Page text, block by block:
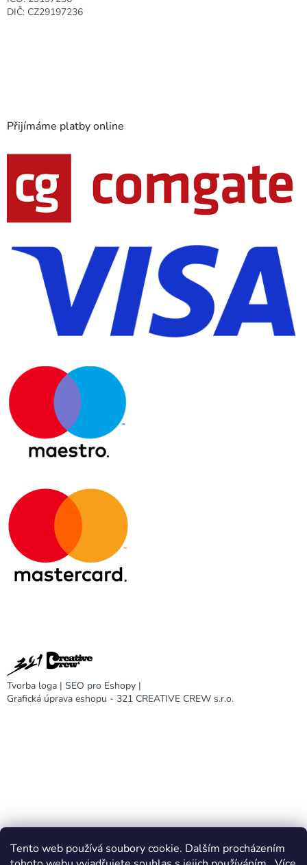
Tento web používá soubory cookie. Dalším procházením
DIČ: CZ29197236
Přijímáme platby online
Tvorba loga | SEO pro Eshopy |
Grafická úprava eshopu - 321 CREATIVE CREW s.r.o.
DARA design